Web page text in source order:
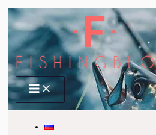
Перейти
содержимому
Main
Menu